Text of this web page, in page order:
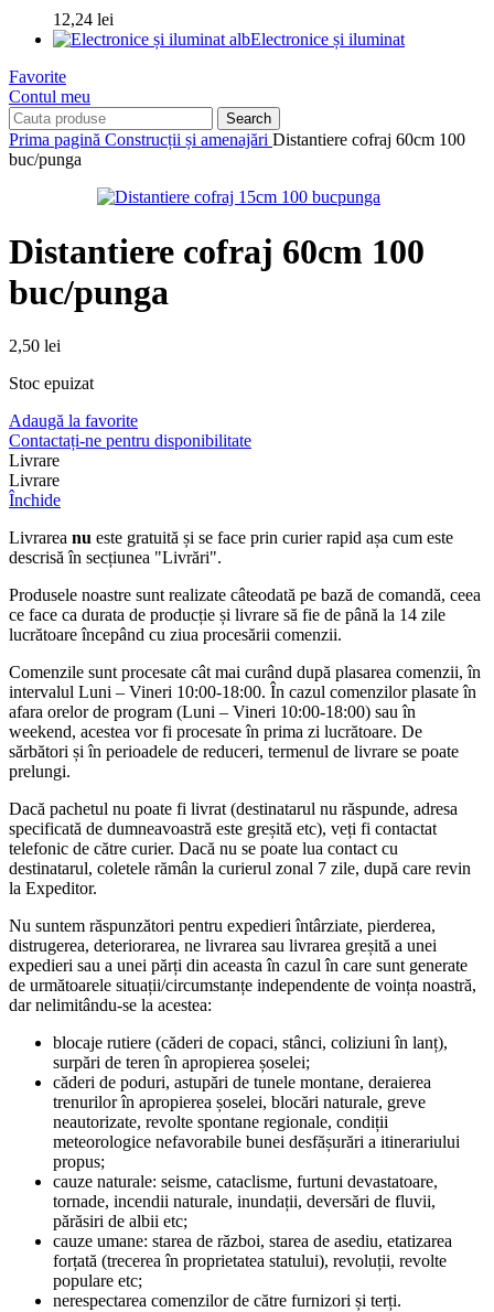
12,24 lei
Electronice și iluminat
Favorite
Contul meu
Search
Prima pagină Construcții și amenajări Distantiere cofraj 60cm 100
buc/punga
Distantiere cofraj 60cm 100
buc/punga
2,50 lei
Stoc epuizat
Adaugă la favorite
Contactați-ne pentru disponibilitate
Livrare
Livrare
Închide
Livrarea nu este gratuită și se face prin curier rapid așa cum este
descrisă în secțiunea "Livrări".
Produsele noastre sunt realizate câteodată pe bază de comandă, ceea
ce face ca durata de producție și livrare să fie de până la 14 zile
lucrătoare începând cu ziua procesării comenzii.
Comenzile sunt procesate cât mai curând după plasarea comenzii, în
intervalul Luni – Vineri 10:00-18:00. În cazul comenzilor plasate în
afara orelor de program (Luni – Vineri 10:00-18:00) sau în
weekend, acestea vor fi procesate în prima zi lucrătoare. De
sărbători și în perioadele de reduceri, termenul de livrare se poate
prelungi.
Dacă pachetul nu poate fi livrat (destinatarul nu răspunde, adresa
specificată de dumneavoastră este greșită etc), veți fi contactat
telefonic de către curier. Dacă nu se poate lua contact cu
destinatarul, coletele rămân la curierul zonal 7 zile, după care revin
la Expeditor.
Nu suntem răspunzători pentru expedieri întârziate, pierderea,
distrugerea, deteriorarea, ne livrarea sau livrarea greșită a unei
expedieri sau a unei părți din aceasta în cazul în care sunt generate
de următoarele situații/circumstanțe independente de voința noastră,
dar nelimitându-se la acestea:
blocaje rutiere (căderi de copaci, stânci, coliziuni în lanț),
surpări de teren în apropierea șoselei;
căderi de poduri, astupări de tunele montane, deraierea
trenurilor în apropierea șoselei, blocări naturale, greve
neautorizate, revolte spontane regionale, condiții
meteorologice nefavorabile bunei desfășurări a itinerariului
propus;
cauze naturale: seisme, cataclisme, furtuni devastatoare,
tornade, incendii naturale, inundații, deversări de fluvii,
părăsiri de albii etc;
cauze umane: starea de război, starea de asediu, etatizarea
forțată (trecerea în proprietatea statului), revoluții, revolte
populare etc;
nerespectarea comenzilor de către furnizori și terți.